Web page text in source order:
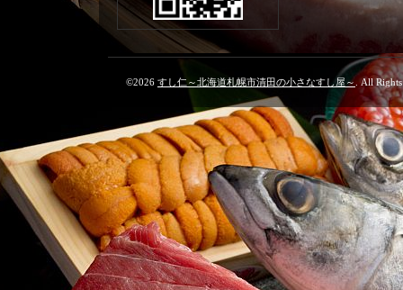
©2026 すし仁～北海道札幌市清田の小さなすし屋～ . All